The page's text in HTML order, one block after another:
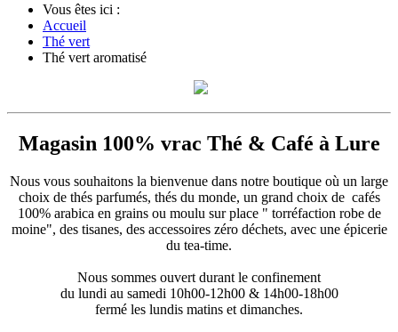
Vous êtes ici :
Accueil
Thé vert
Thé vert aromatisé
Magasin 100% vrac Thé & Café à Lure
Nous vous souhaitons la bienvenue dans notre boutique où un large
choix de thés parfumés, thés du monde, un grand choix de cafés
100% arabica en grains ou moulu sur place " torréfaction robe de
moine", des tisanes, des accessoires zéro déchets, avec une épicerie
du tea-time.
Nous sommes ouvert durant le confinement
du lundi au samedi 10h00-12h00 & 14h00-18h00
fermé les lundis matins et dimanches.